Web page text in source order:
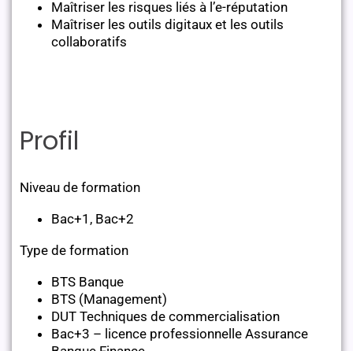
Maîtriser les risques liés à l’e-réputation
Maîtriser les outils digitaux et les outils
collaboratifs
Profil
Niveau de formation
Bac+1, Bac+2
Type de formation
BTS Banque
BTS (Management)
DUT Techniques de commercialisation
Bac+3 – licence professionnelle Assurance